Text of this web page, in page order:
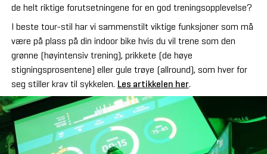
de helt riktige forutsetningene for en god treningsopplevelse?
I beste tour-stil har vi sammenstilt viktige funksjoner som må
være på plass på din indoor bike hvis du vil trene som den
grønne (høyintensiv trening), prikkete (de høye
stigningsprosentene) eller gule trøye (allround), som hver for
seg stiller krav til sykkelen. Les artikkelen her.